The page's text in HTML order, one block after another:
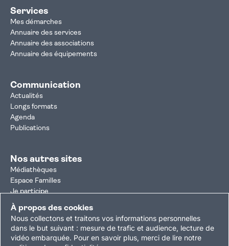
À propos des cookies
Nous collectons et traitons vos informations personnelles
dans le but suivant : mesure de trafic et audience, lecture de
vidéo embarquée. Pour en savoir plus, merci de lire notre
Services
Mes démarches
Annuaire des services
Annuaire des associations
Annuaire des équipements
Communication
Actualités
Longs formats
Agenda
Publications
Nos autres sites
Médiathèques
Espace Familles
Je participe
Autorisation d'urbanisme
Résultats électoraux
Plan du site Nous contacterMentions légales
Politique de confidentialitéAccessibilité : partiellement conforme